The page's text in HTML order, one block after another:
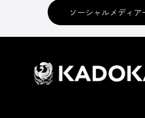
ソーシャルメディア